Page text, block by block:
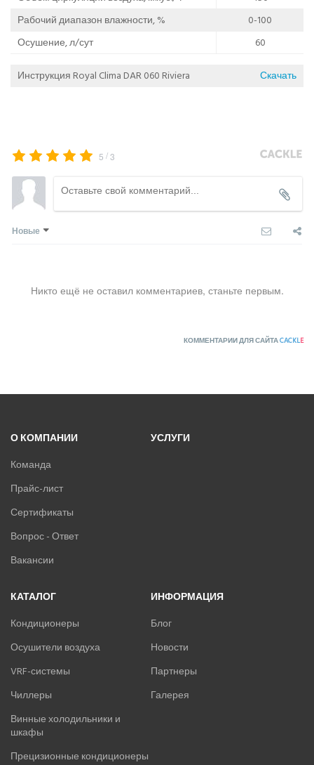
Рабочий диапазон влажности, %
0-100
Осушение, л/сут
60
Инструкция Royal Clima DAR 060 Riviera Скачать
5 /3
Новые
Никто ещё не оставил комментариев, станьте первым.
КОММЕНТАРИИ ДЛЯ САЙТАCACKLE
О КОМПАНИИ
Команда
Прайс-лист
Сертификаты
Вопрос - Ответ
Вакансии
УСЛУГИ
КАТАЛОГ
Кондиционеры
Осушители воздуха
VRF-системы
Чиллеры
Винные холодильники и
шкафы
Прецизионные кондиционеры
ИНФОРМАЦИЯ
Блог
Новости
Партнеры
Галерея